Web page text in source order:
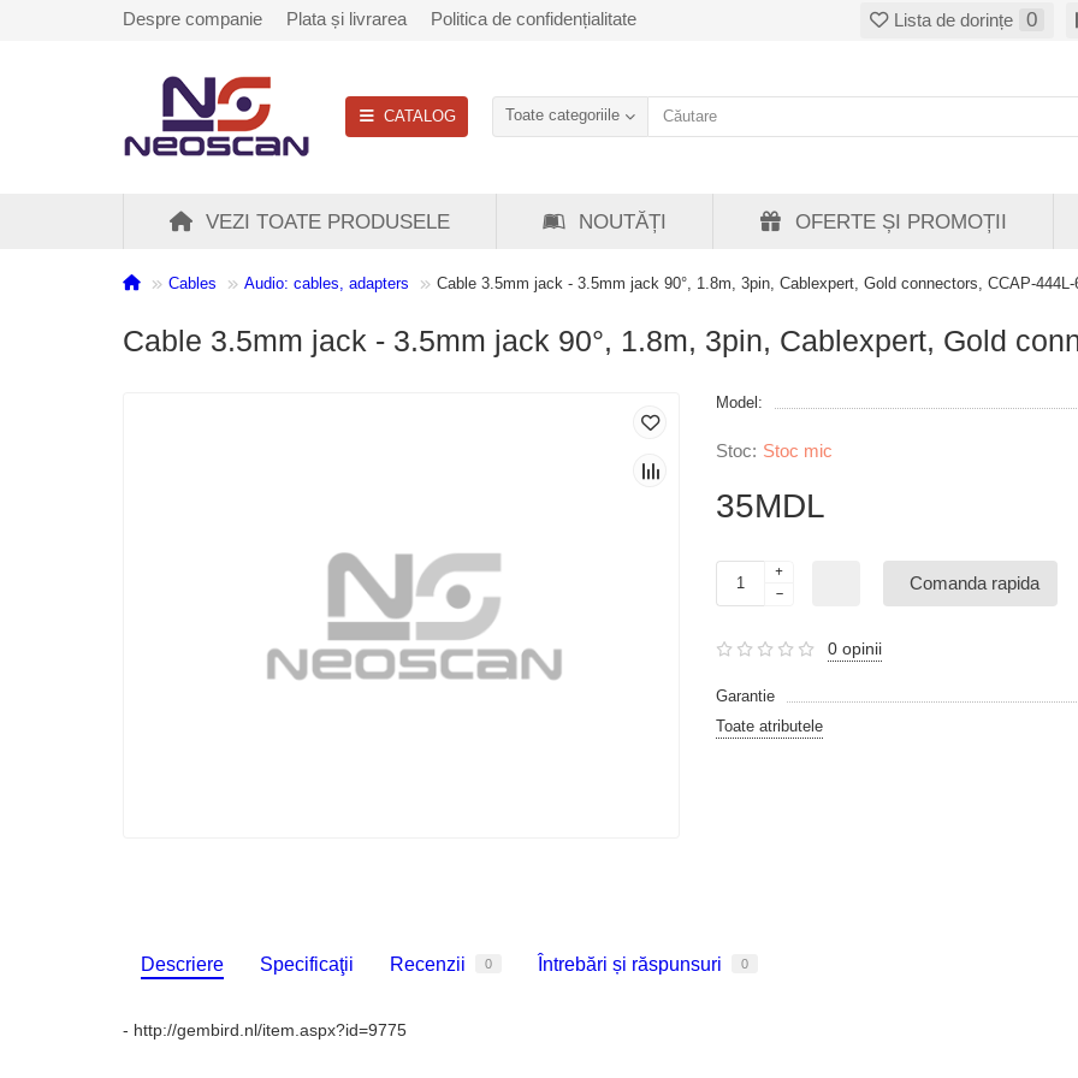
Despre companie Plata și livrarea Politica de confidențialitate Lista de dorințe 0
CATALOG Toate categoriile
VEZI TOATE PRODUSELE NOUTĂȚI OFERTE ȘI PROMOȚII
Cables Audio: cables, adapters Cable 3.5mm jack - 3.5mm jack 90°, 1.8m, 3pin, Cablexpert, Gold connectors, CCAP-444L-
Cable 3.5mm jack - 3.5mm jack 90°, 1.8m, 3pin, Cablexpert, Gold
Model:
Stoc mic
35MDL
Comanda rapida
0 opinii
Garantie
Toate atributele
Descriere Specificaţii Recenzii 0 Întrebări și răspunsuri 0
- http://gembird.nl/item.aspx?id=9775